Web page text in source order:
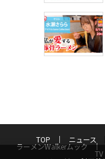
TOP ニュース
ラーメンWalkerムック
TV